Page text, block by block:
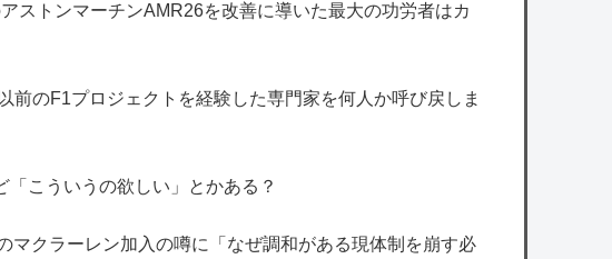
何人か
年の1
交渉
WAR+0.7
【にじさんじ】ののは、初の後輩コラボ！あ
ストンマーチンAMR26を改善に導いた最大の功労者はカ
前のF1プロジェクトを経験した専門家を何人か呼び戻しま
こういうの欲しい」とかある？
マクラーレン加入の噂に「なぜ調和がある現体制を崩す必